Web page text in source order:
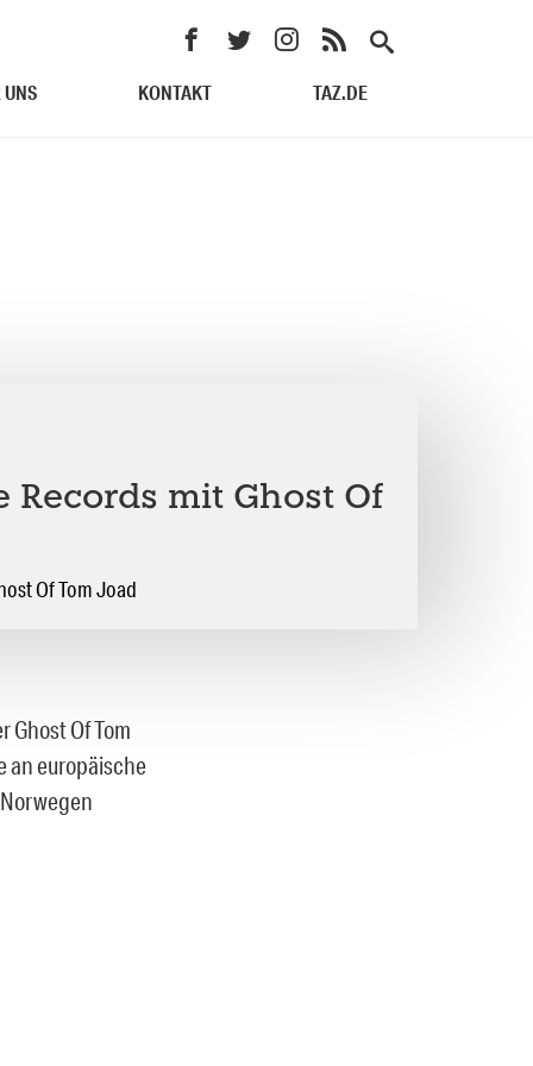
UNS KONTAKT TAZ.DE
Records mit Ghost Of
Of Tom Joad
Of Tom
an europäische